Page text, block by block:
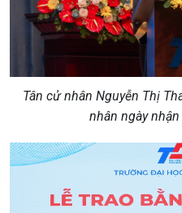
Tân cử nhân Nguyễn Thị
nhân ngày